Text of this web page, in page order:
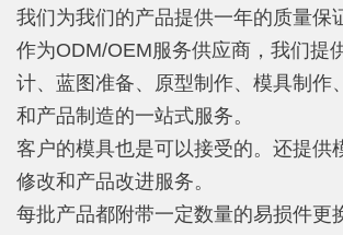
我们为我们的产品提供一年的质量保
作为ODM/OEM服务供应商，我们提
计、蓝图准备、原型制作、模具制作
和产品制造的一站式服务。
客户的模具也是可以接受的。还提供
修改和产品改进服务。
每批产品都附带一定数量的易损件更